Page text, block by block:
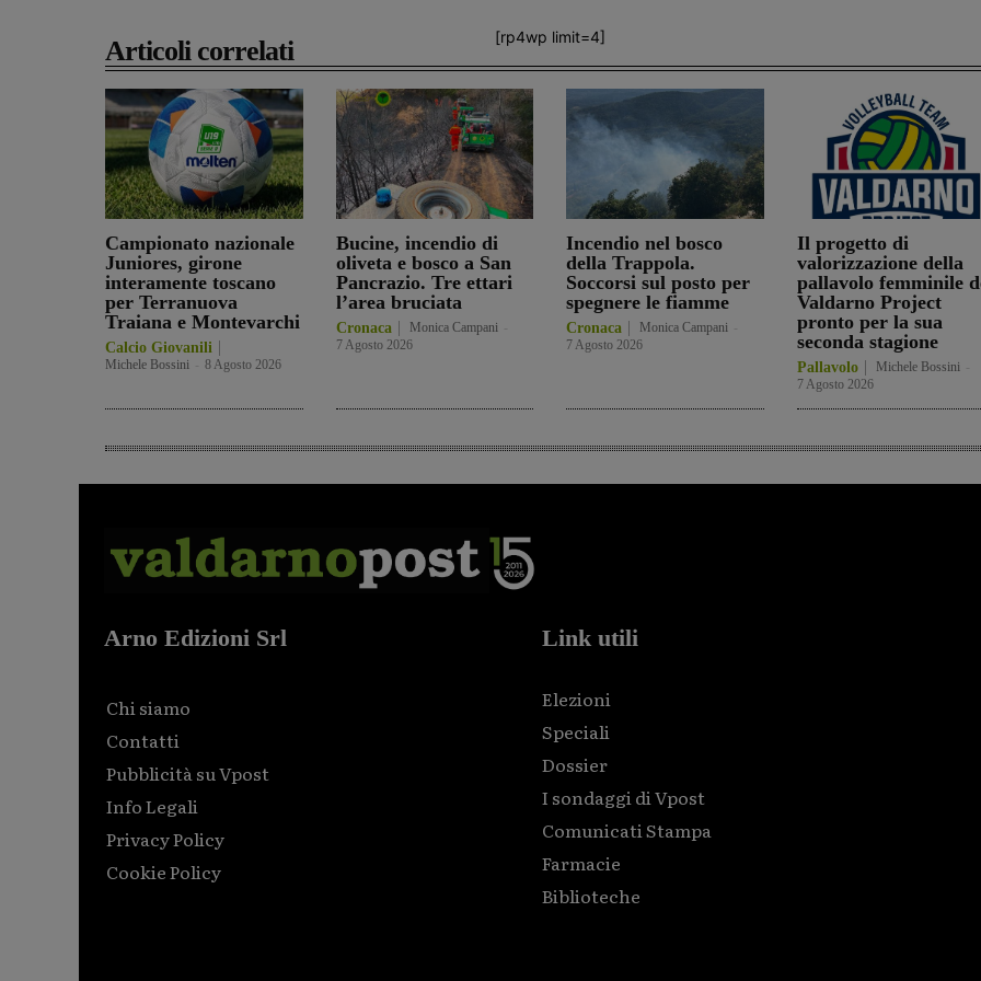
[rp4wp limit=4]
Articoli correlati
Campionato nazionale
Juniores, girone
interamente toscano
per Terranuova
Traiana e Montevarchi
Calcio Giovanili
Michele Bossini 8 Agosto 2026
Bucine, incendio di
oliveta e bosco a San
Pancrazio. Tre ettari
l’area bruciata
Cronaca Monica Campani
7 Agosto 2026
Incendio nel bosco
della Trappola.
Soccorsi sul posto per
spegnere le fiamme
Cronaca Monica Campani
7 Agosto 2026
Il progetto di
valorizzazione della
pallavolo femminile
Valdarno Project
pronto per la sua
seconda stagione
Pallavolo Michele Bossini
7 Agosto 2026
Arno Edizioni Srl
Chi siamo
Contatti
Pubblicità su Vpost
Info Legali
Privacy Policy
Cookie Policy
Link utili
Elezioni
Speciali
Dossier
I sondaggi di Vpost
Comunicati Stampa
Farmacie
Biblioteche